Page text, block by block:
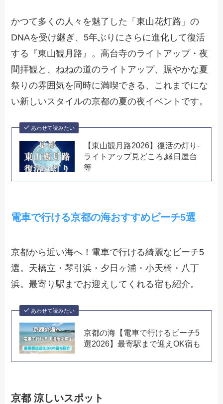
かつて多くの人々を魅了した「東山花灯路」の
DNAを受け継ぎ、5年ぶりにさらに進化して復活
する『東山観月路』。高台寺のライトアップ・夜
間拝観と、ねねの道のライトアップ、賑やかな夏
祭りの雰囲気を同時に満喫できる、これまでにな
い新しいスタイルの京都の夏の夜イベントです。
あわせて読みたい
【東山観月路2026】復活の灯り-
ライトアップ見どころ,縁日屋台
等
電車で行ける京都の海おすすめビーチ5選
京都から近い海へ！電車で行ける綺麗なビーチ5
選。天橋立・琴引浜・夕日ヶ浦・小天橋・八丁
浜。最寄り駅までお迎えしてくれる宿も紹介。
あわせて読みたい
京都の海【電車で行けるビーチ5
選2026】最寄駅まで迎えOK宿も
京都 涼しいスポット